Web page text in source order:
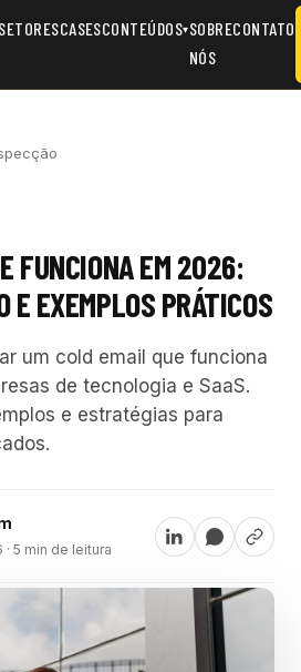
SETORESCASESCONTEÚDOS▾SOBRE
NÓS
CONTATO
FUNCIONA EM 2026:
E EXEMPLOS PRÁTICOS
um cold email que funciona
de tecnologia e SaaS.
e estratégias para
· 5 min de leitura